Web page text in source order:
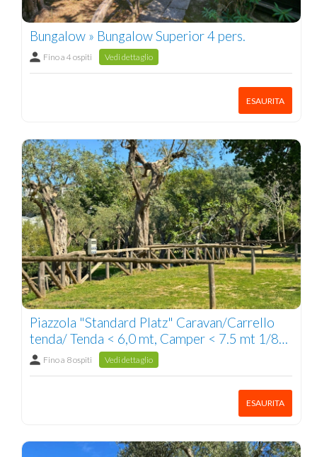
Bungalow » Bungalow Superior 4 pers.
Fino a 4 ospiti Vedi dettaglio
ESAURITA
Piazzola "Standard Platz" Caravan/Carrello
tenda/ Tenda < 6,0 mt, Camper < 7.5 mt 1/8
pers.Fino a 8 ospiti Vedi dettaglio
ESAURITA